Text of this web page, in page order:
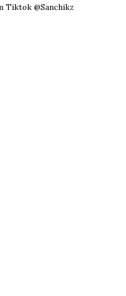
Tiktok @Sanchikz